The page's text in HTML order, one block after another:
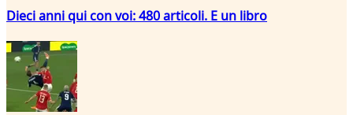
Dieci anni qui con voi: 480 articoli. E un libro